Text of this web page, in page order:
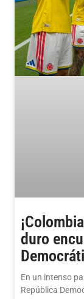
duro
En un intenso
República